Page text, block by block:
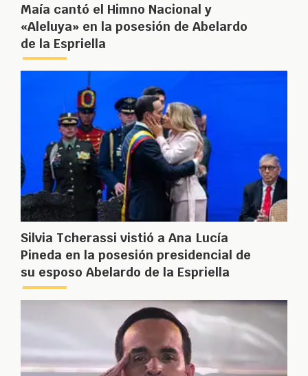
Maía cantó el Himno Nacional y
«Aleluya» en la posesión de Abelardo
de la Espriella
Silvia Tcherassi vistió a Ana Lucía
Pineda en la posesión presidencial de
su esposo Abelardo de la Espriella